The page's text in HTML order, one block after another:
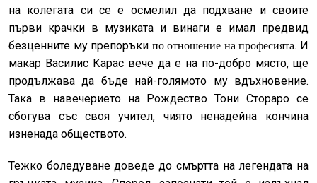
на колегата си се е осмелил да подхване и своите
първи крачки в музиката и винаги е имал предвид
безценните му препоръки по отношение на професията. И
макар Василис Карас вече да е на по-добро място, ще
продължава да бъде най-голямото му вдъхновение.
Така в навечерието на Рождество Тони Стораро се
сбогува със своя учител, чиято ненадейна кончина
изненада обществото.
Тежко боледуване доведе до смъртта на легендата на